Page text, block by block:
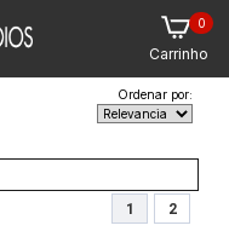
Carrinho
0
Ordenar por:
1 2